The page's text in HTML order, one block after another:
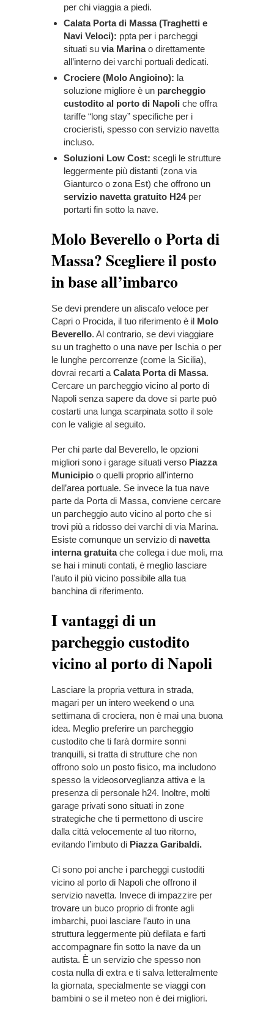
per chi viaggia a piedi.
Calata Porta di Massa (Traghetti e
Navi Veloci): ppta per i parcheggi
situati su via Marinao direttamente
all’interno dei varchi portuali dedicati.
Crociere (Molo Angioino): la
soluzione migliore è un parcheggio
custodito al porto di Napoli che offra
tariffe “long stay” specifiche per i
crocieristi, spesso con servizio navetta
incluso.
Soluzioni Low Cost: scegli le strutture
leggermente più distanti (zona via
Gianturco o zona Est) che offrono un
servizio navetta gratuito H24per
portarti fin sotto la nave.
Molo Beverello o Porta di
Massa? Scegliere il posto
in base all’imbarco
Se devi prendere un aliscafo veloce per
Capri o Procida, il tuo riferimento è il Molo
Beverello. Al contrario, se devi viaggiare
su un traghetto o una nave per Ischia o per
le lunghe percorrenze (come la Sicilia),
dovrai recarti a Calata Porta di Massa.
Cercare un parcheggio vicino al porto di
Napoli senza sapere da dove si parte può
costarti una lunga scarpinata sotto il sole
con le valigie al seguito.
Per chi parte dal Beverello, le opzioni
migliori sono i garage situati verso Piazza
Municipio o quelli proprio all’interno
dell’area portuale. Se invece la tua nave
parte da Porta di Massa, conviene cercare
un parcheggio auto vicino al porto che si
trovi più a ridosso dei varchi di via Marina.
Esiste comunque un servizio di navetta
interna gratuitache collega i due moli, ma
se hai i minuti contati, è meglio lasciare
l’auto il più vicino possibile alla tua
banchina di riferimento.
I vantaggi di un
parcheggio custodito
vicino al porto di Napoli
Lasciare la propria vettura in strada,
magari per un intero weekend o una
settimana di crociera, non è mai una buona
idea. Meglio preferire un parcheggio
custodito che ti farà dormire sonni
tranquilli, si tratta di strutture che non
offrono solo un posto fisico, ma includono
spesso la videosorveglianza attiva e la
presenza di personale h24. Inoltre, molti
garage privati sono situati in zone
strategiche che ti permettono di uscire
dalla città velocemente al tuo ritorno,
evitando l’imbuto di Piazza Garibaldi.
Ci sono poi anche i parcheggi custoditi
vicino al porto di Napoli che offrono il
servizio navetta. Invece di impazzire per
trovare un buco proprio di fronte agli
imbarchi, puoi lasciare l’auto in una
struttura leggermente più defilata e farti
accompagnare fin sotto la nave da un
autista. È un servizio che spesso non
costa nulla di extra e ti salva letteralmente
la giornata, specialmente se viaggi con
bambini o se il meteo non è dei migliori.